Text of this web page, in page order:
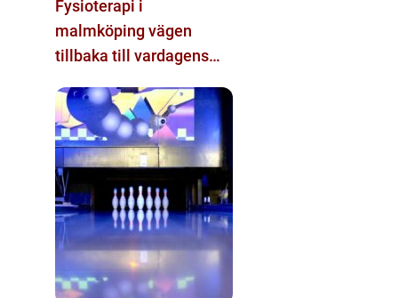
Fysioterapi i
malmköping vägen
tillbaka till vardagens